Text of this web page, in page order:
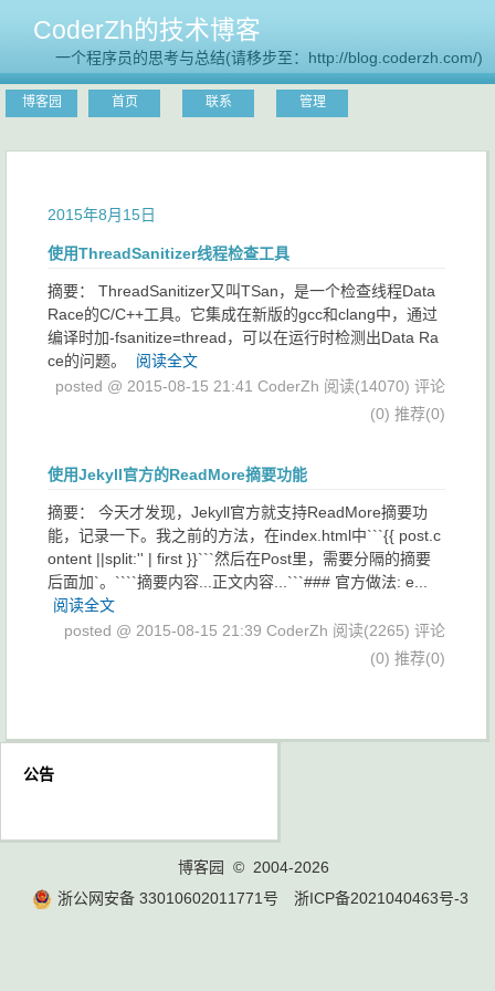
CoderZh的技术博客
一个程序员的思考与总结(请移步至：http://blog.coderzh.com/)
博客园 首页 联系 管理
2015年8月15日
使用ThreadSanitizer线程检查工具
摘要： ThreadSanitizer又叫TSan，是一个检查线程Data
Race的C/C++工具。它集成在新版的gcc和clang中，通过
编译时加-fsanitize=thread，可以在运行时检测出Data Ra
ce的问题。
阅读全文
posted @ 2015-08-15 21:41 CoderZh 阅读(14070) 评论
(0) 推荐(0)
使用Jekyll官方的ReadMore摘要功能
摘要： 今天才发现，Jekyll官方就支持ReadMore摘要功
能，记录一下。我之前的方法，在index.html中```{{ post.c
ontent ||split:'' | first }}```然后在Post里，需要分隔的摘要
后面加`。````摘要内容...正文内容...```### 官方做法: e...
阅读全文
posted @ 2015-08-15 21:39 CoderZh 阅读(2265) 评论
(0) 推荐(0)
公告
博客园
© 2004-2026
浙公网安备 33010602011771号
浙ICP备2021040463号-3